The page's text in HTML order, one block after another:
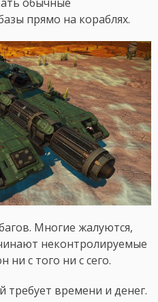
прямо на кораблях.
Многие жалуются,
неконтролируемые
с того ни с сего.
требует времени и денег.